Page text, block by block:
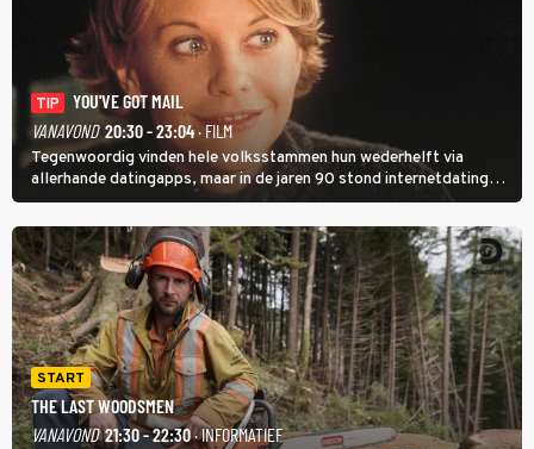
TIP
YOU'VE GOT MAIL
VANAVOND 20:30 - 23:04· FILM
Tegenwoordig vinden hele volksstammen hun wederhelft via
allerhande datingapps, maar in de jaren 90 stond internetdating
nog in de kinderschoenen. In de film You've Got Mail zie je dat
terug.
START
THE LAST WOODSMEN
VANAVOND 21:30 - 22:30· INFORMATIEF